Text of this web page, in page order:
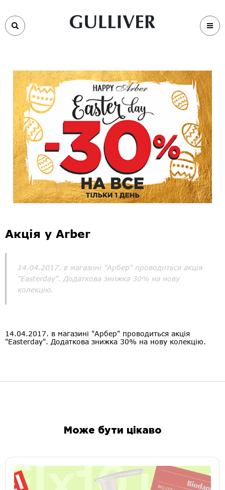
Акція у Arber
14.04.2017. в магазині "Арбер" проводиться акція
"Easterday". Додаткова знижка 30% на нову
колекцію.
14.04.2017. в магазині "Арбер" проводиться акція
"Easterday". Додаткова знижка 30% на нову колекцію.
Може бути цікаво